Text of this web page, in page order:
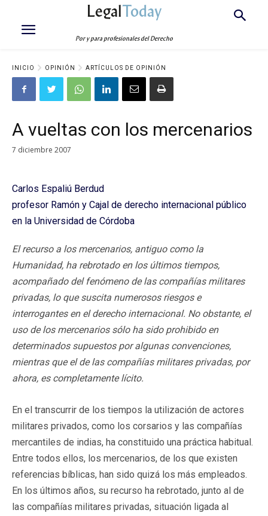
LegalToday
Por y para profesionales del Derecho
INICIO OPINIÓN ARTÍCULOS DE OPINIÓN
A vueltas con los mercenarios
7 diciembre 2007
Carlos Espaliú Berdud
profesor Ramón y Cajal de derecho internacional público
en la Universidad de Córdoba
El recurso a los mercenarios, antiguo como la
Humanidad, ha rebrotado en los últimos tiempos,
acompañado del fenómeno de las compañías militares
privadas, lo que suscita numerosos riesgos e
interrogantes en el derecho internacional. No obstante, el
uso de los mercenarios sólo ha sido prohibido en
determinados supuestos por algunas convenciones,
mientras que el de las compañías militares privadas, por
ahora, es completamente lícito.
En el transcurrir de los tiempos la utilización de actores
militares privados, como los corsarios y las compañías
mercantiles de indias, ha constituido una práctica habitual.
Entre todos ellos, los mercenarios, de los que existen
referencias bíblicas, han sido quizá los más empleados.
En los últimos años, su recurso ha rebrotado, junto al de
las compañías militares privadas, situación ligada al